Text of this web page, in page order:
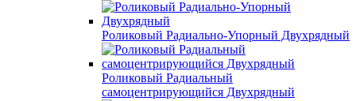
Роликовый Радиально-Упорный Двухрядный
Роликовый Радиальный
самоцентрирующийся Двухрядный